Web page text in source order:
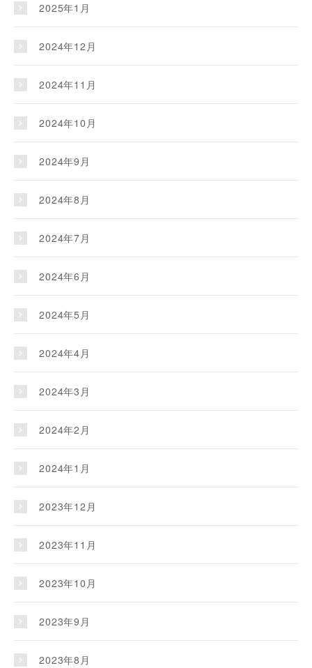
2025年1月
2024年12月
2024年11月
2024年10月
2024年9月
2024年8月
2024年7月
2024年6月
2024年5月
2024年4月
2024年3月
2024年2月
2024年1月
2023年12月
2023年11月
2023年10月
2023年9月
2023年8月